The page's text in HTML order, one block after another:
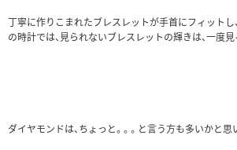
丁寧に作りこまれたブレスレットが手首にフィットし
の時計では、見られないブレスレットの輝きは、一度
ダイヤモンドは、ちょっと。。。と言う方も多いかと思